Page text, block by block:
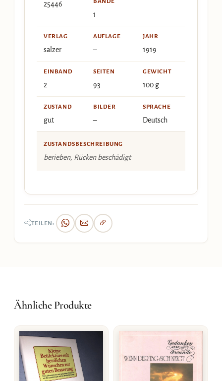
25446
1
VERLAG
salzer
AUFLAGE
–
JAHR
1919
EINBAND
2
SEITEN
93
GEWICHT
100 g
ZUSTAND
gut
BILDER
–
SPRACHE
Deutsch
ZUSTANDSBESCHREIBUNG
berieben, Rücken beschädigt
TEILEN:
Ähnliche Produkte